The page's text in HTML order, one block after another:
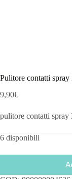
Pulitore contatti spray
9,90€
pulitore contatti spray
6 disponibili